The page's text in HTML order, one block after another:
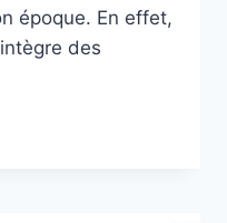
époque. En effet,
des